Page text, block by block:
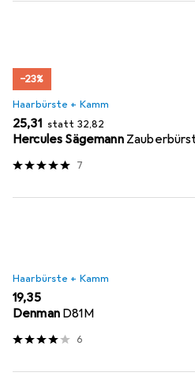
−23%
Haarbürste + Kamm
EUR
25,31 statt EUR
32,82
Hercules Sägemann
7
Haarbürste + Kamm
EUR
19,35
Denman D81M
6